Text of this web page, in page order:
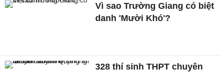
Vì sao Trường Giang có biệt
danh 'Mười Khó'?
328 thí sinh THPT chuyên